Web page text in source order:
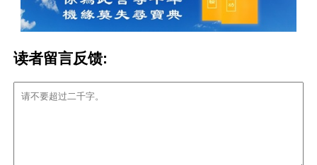
读者留言反馈: